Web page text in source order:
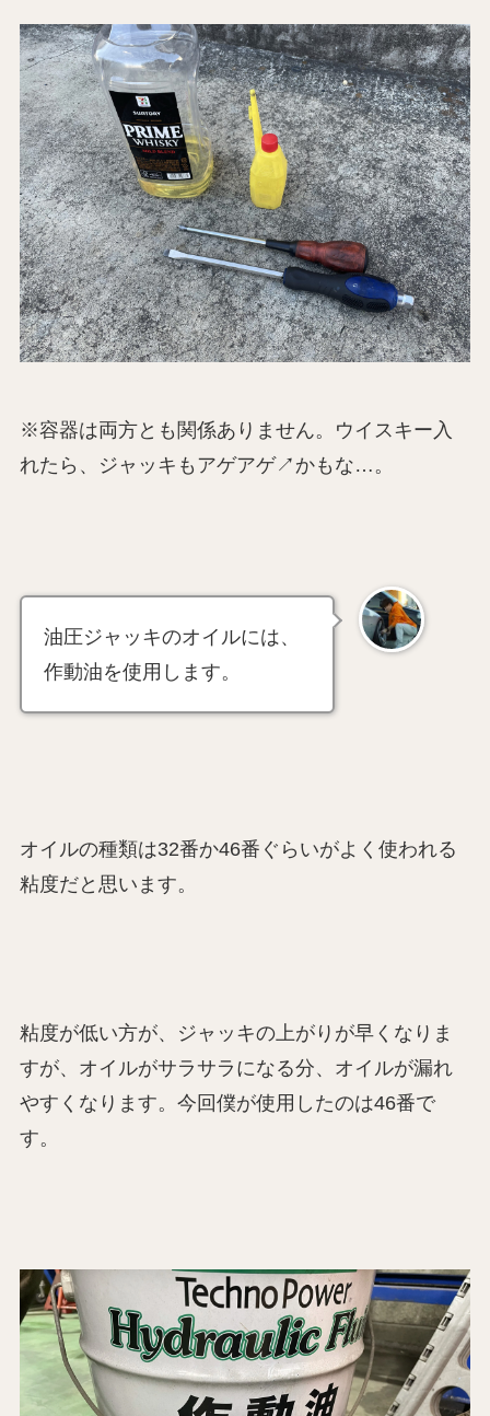
※容器は両方とも関係ありません。ウイスキー入
れたら、ジャッキもアゲアゲ↗︎かもな…。
油圧ジャッキのオイルには、
作動油を使用します。
オイルの種類は32番か46番ぐらいがよく使われる
粘度だと思います。
粘度が低い方が、ジャッキの上がりが早くなりま
すが、オイルがサラサラになる分、オイルが漏れ
やすくなります。今回僕が使用したのは46番で
す。